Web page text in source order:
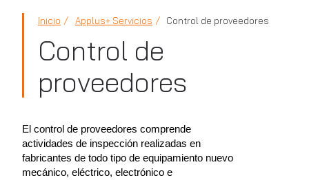
Inicio Applus+ Servicios Control de proveedores
Control de
proveedores
El control de proveedores comprende
actividades de inspección realizadas en
fabricantes de todo tipo de equipamiento nuevo
mecánico, eléctrico, electrónico e